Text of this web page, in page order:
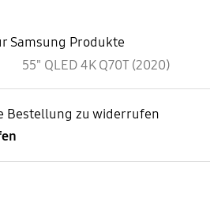
Samsung Produkte
55" QLED 4K Q70T (2020)
Bestellung zu widerrufen